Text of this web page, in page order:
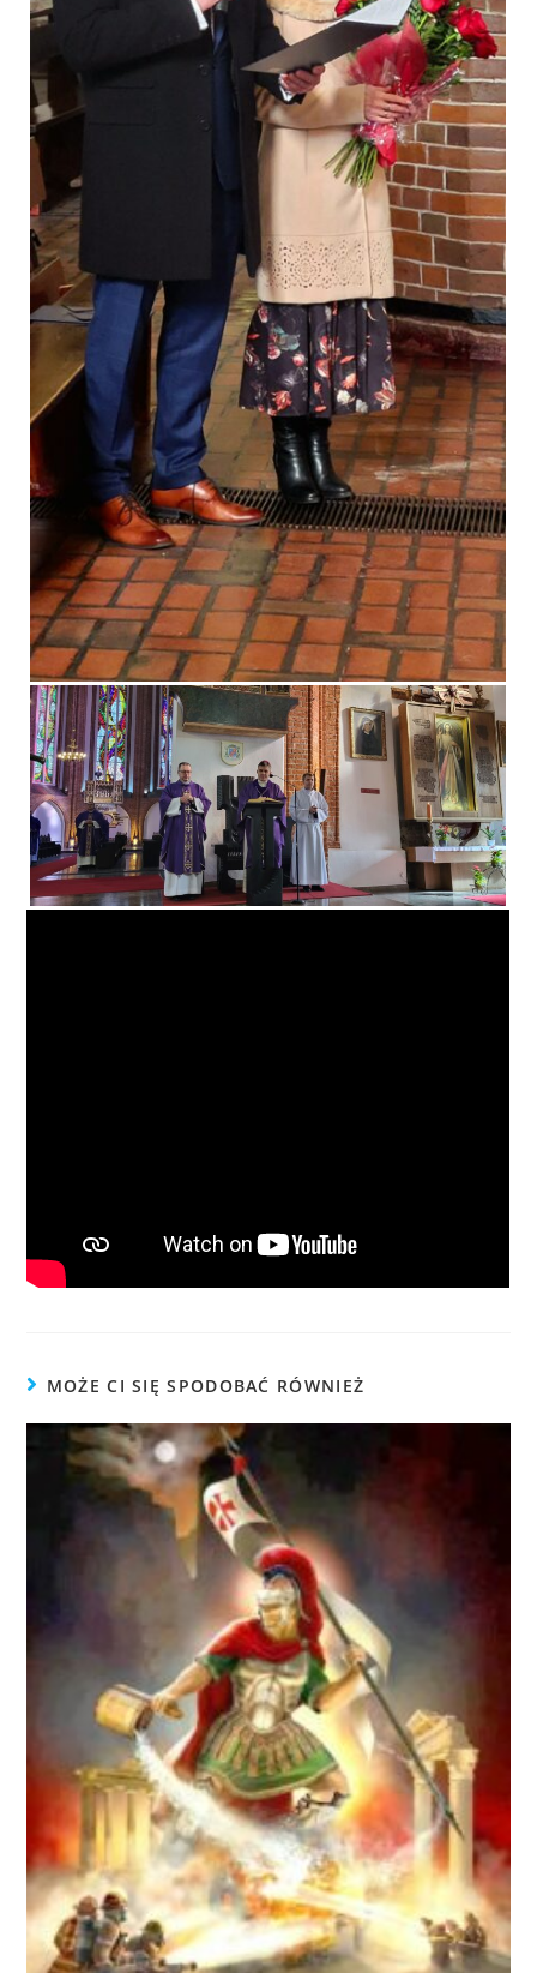
MOŻE CI SIĘ SPODOBAĆ RÓWNIEŻ